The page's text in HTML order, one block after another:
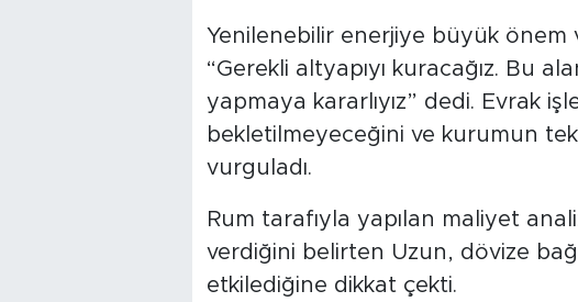
Yenilenebilir enerjiye büyük önem
“Gerekli altyapıyı kuracağız. Bu
yapmaya kararlıyız” dedi. Evrak
bekletilmeyeceğini ve kurumun
vurguladı.
Rum tarafıyla yapılan maliyet
verdiğini belirten Uzun, dövize
etkilediğine dikkat çekti.